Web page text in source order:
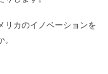
リカのイノベーションを